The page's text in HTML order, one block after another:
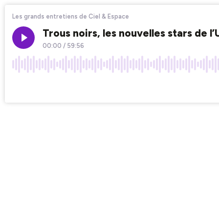
Les grands entretiens de Ciel & Espace
Trous noirs, les nouvelles stars de
00:00 / 59:56